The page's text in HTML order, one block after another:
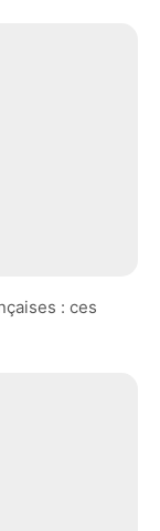
: ces